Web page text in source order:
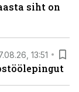
siht on
13:51